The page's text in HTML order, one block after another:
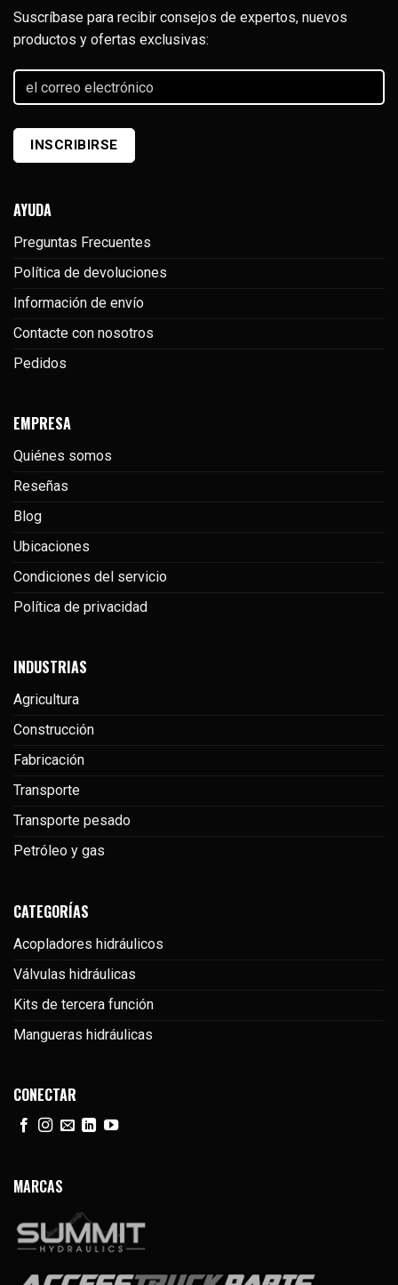
Suscríbase para recibir consejos de expertos, nuevos
productos y ofertas exclusivas:
correo
INSCRIBIRSE
AYUDA
Preguntas Frecuentes
Política de devoluciones
Información de envío
Contacte con nosotros
Pedidos
EMPRESA
Quiénes somos
Reseñas
Blog
Ubicaciones
Condiciones del servicio
Política de privacidad
INDUSTRIAS
Agricultura
Construcción
Fabricación
Transporte
Transporte pesado
Petróleo y gas
CATEGORÍAS
Acopladores hidráulicos
Válvulas hidráulicas
Kits de tercera función
Mangueras hidráulicas
CONECTAR
MARCAS